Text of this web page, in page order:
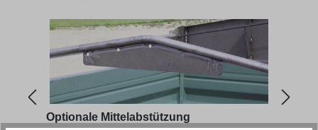
Optionale Mittelabstützung